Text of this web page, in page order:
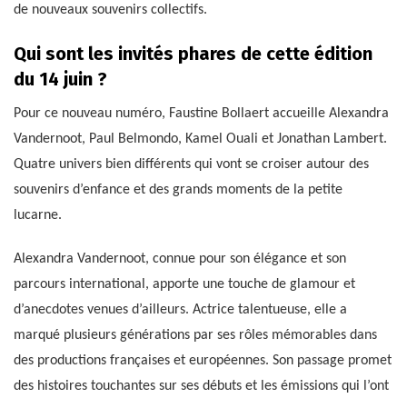
de nouveaux souvenirs collectifs.
Qui sont les invités phares de cette édition
du 14 juin ?
Pour ce nouveau numéro, Faustine Bollaert accueille Alexandra
Vandernoot, Paul Belmondo, Kamel Ouali et Jonathan Lambert.
Quatre univers bien différents qui vont se croiser autour des
souvenirs d’enfance et des grands moments de la petite
lucarne.
Alexandra Vandernoot, connue pour son élégance et son
parcours international, apporte une touche de glamour et
d’anecdotes venues d’ailleurs. Actrice talentueuse, elle a
marqué plusieurs générations par ses rôles mémorables dans
des productions françaises et européennes. Son passage promet
des histoires touchantes sur ses débuts et les émissions qui l’ont